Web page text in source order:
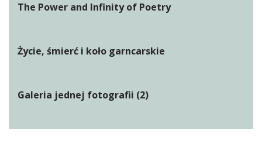
The Power and Infinity of Poetry
Życie, śmierć i koło garncarskie
Galeria jednej fotografii (2)